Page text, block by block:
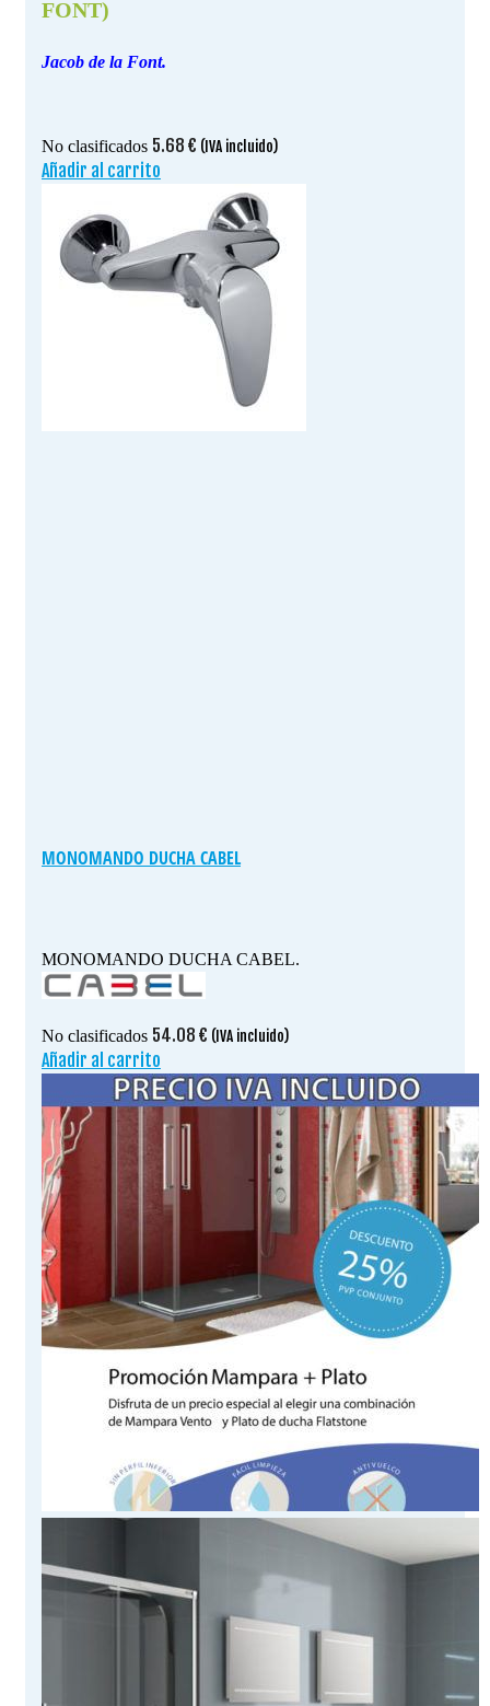
FONT)
Jacob de la Font.
No clasificados 5.68 € (IVA incluido)
Añadir al carrito
MONOMANDO DUCHA CABEL
MONOMANDO DUCHA CABEL.
No clasificados 54.08 € (IVA incluido)
Añadir al carrito